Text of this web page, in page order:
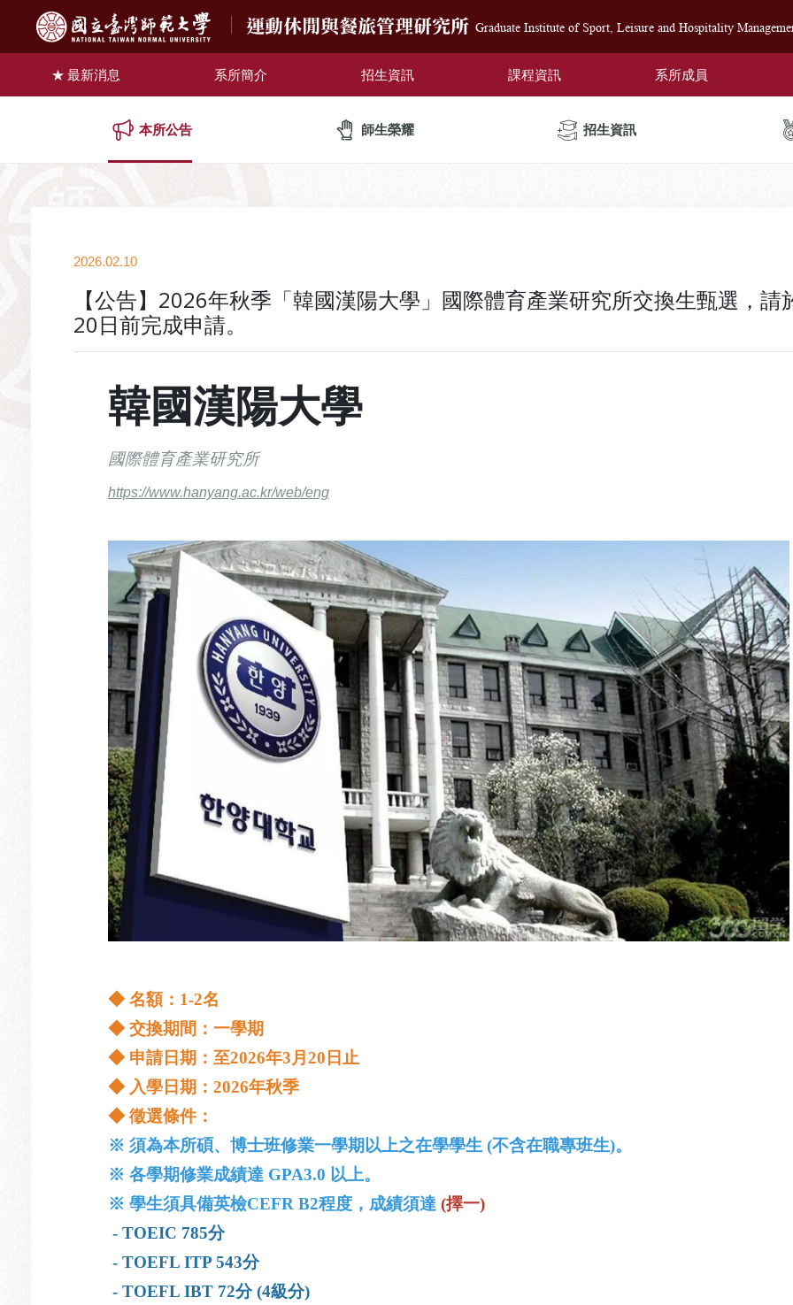
運動休閒與餐旅管理研究所 Graduate Institute of Sport, Leisure and Hospitality
最新消息 系所簡介 招生資訊 課程資訊 系所成員
本所公告 師生榮耀 招生資訊
2026.02.10
【公告】2026年秋季「韓國漢陽大學」國際體育產業研究所交換生甄選，請
20日前完成申請。
韓國漢陽大學
國際體育產業研究所
https://www.hanyang.ac.kr/web/eng
◆ 名額：1-2名
◆交換期間：一學期
◆ 申請日期：至2026年3月20日止
◆ 入學日期：2026年秋季
◆徵選條件：
※ 須為本所碩、博士班修業一學期以上之在學學生 (不含在職專班生)。
※ 各學期修業成績達 GPA3.0 以上。
※學生須具備英檢CEFR B2程度，成績須達 (擇一)
- TOEIC 785分
- TOEFL ITP 543分
- TOEFL IBT 72分 (4級分)